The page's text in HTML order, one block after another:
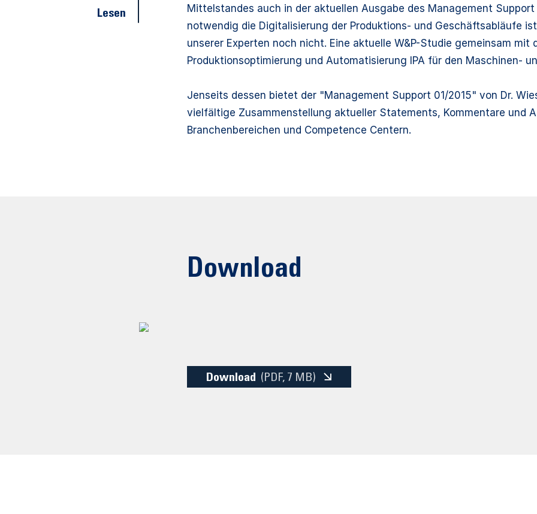
Mittelstandes auch in der aktuellen Ausgabe des Management
notwendig die Digitalisierung der Produktions- und Geschäftsabläufe
unserer Experten noch nicht. Eine aktuelle W&P-Studie gemeinsam
Produktionsoptimierung und Automatisierung IPA für den Maschinen-
Jenseits dessen bietet der "Management Support 01/2015" von Dr.
vielfältige Zusammenstellung aktueller Statements, Kommentare und
Branchenbereichen und Competence Centern.
Download
Download (PDF, 7 MB)
Lesen